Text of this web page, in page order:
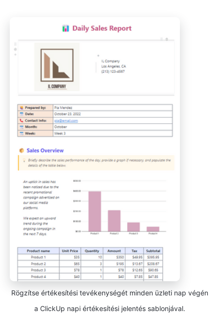
Rögzítse értékesítési tevékenységét minden üzleti nap végén
a ClickUp napi értékesítési jelentés sablonjával.